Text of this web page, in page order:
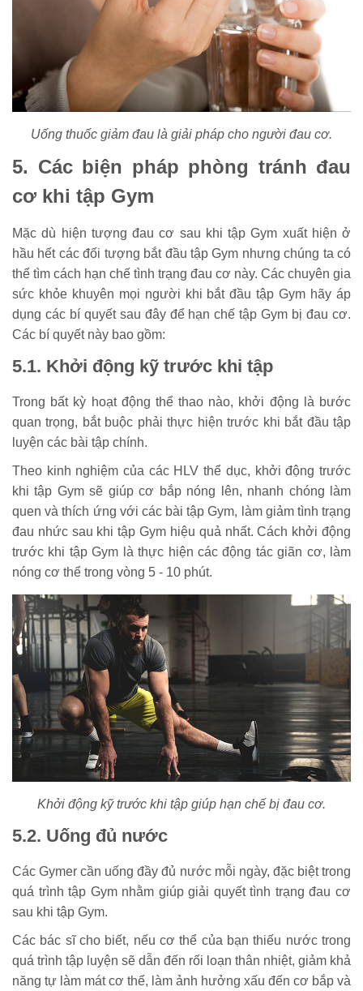
Uống thuốc giảm đau là giải pháp cho người đau cơ.
5. Các biện pháp phòng tránh đau
cơ khi tập Gym
Mặc dù hiện tượng đau cơ sau khi tập Gym xuất hiện ở
hầu hết các đối tượng bắt đầu tập Gym nhưng chúng ta có
thể tìm cách hạn chế tình trạng đau cơ này. Các chuyên gia
sức khỏe khuyên mọi người khi bắt đầu tập Gym hãy áp
dụng các bí quyết sau đây để hạn chế tập Gym bị đau cơ.
Các bí quyết này bao gồm:
5.1. Khởi động kỹ trước khi tập
Trong bất kỳ hoạt động thể thao nào, khởi động là bước
quan trọng, bắt buộc phải thực hiện trước khi bắt đầu tập
luyện các bài tập chính.
Theo kinh nghiệm của các HLV thể dục, khởi động trước
khi tập Gym sẽ giúp cơ bắp nóng lên, nhanh chóng làm
quen và thích ứng với các bài tập Gym, làm giảm tình trạng
đau nhức sau khi tập Gym hiệu quả nhất. Cách khởi động
trước khi tập Gym là thực hiện các động tác giãn cơ, làm
nóng cơ thể trong vòng 5 - 10 phút.
Khởi động kỹ trước khi tập giúp hạn chế bị đau cơ.
5.2. Uống đủ nước
Các Gymer cần uống đầy đủ nước mỗi ngày, đặc biệt trong
quá trình tập Gym nhằm giúp giải quyết tình trạng đau cơ
sau khi tập Gym.
Các bác sĩ cho biết, nếu cơ thể của bạn thiếu nước trong
quá trình tập luyện sẽ dẫn đến rối loạn thân nhiệt, giảm khả
năng tự làm mát cơ thể, làm ảnh hưởng xấu đến cơ bắp và